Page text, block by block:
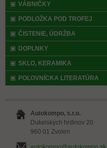
VÁBNIČKY
PODLOŽKA POD TROFEJ
ČISTENIE, ÚDRŽBA
DOPLNKY
SKLO, KERAMIKA
POĽOVNÍCKA LITERATÚRA
Autokompo, s.r.o.
Dukelských hrdinov 20
960 01 Zvolen